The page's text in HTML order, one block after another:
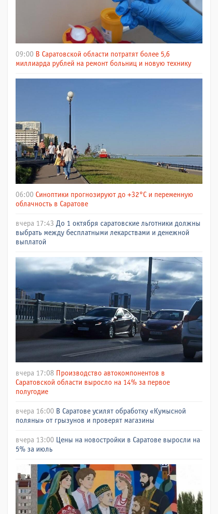
09:00 В Саратовской области потратят более 5,6
миллиарда рублей на ремонт больниц и новую технику
06:00 Синоптики прогнозируют до +32°C и переменную
облачность в Саратове
вчера 17:43 До 1 октября саратовские льготники должны
выбрать между бесплатными лекарствами и денежной
выплатой
вчера 17:08 Производство автокомпонентов в
Саратовской области выросло на 14% за первое
полугодие
вчера 16:00 В Саратове усилят обработку «Кумысной
поляны» от грызунов и проверят магазины
вчера 13:00 Цены на новостройки в Саратове выросли на
5% за июль